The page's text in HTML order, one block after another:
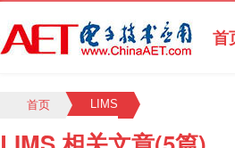
首
首页 LIMS